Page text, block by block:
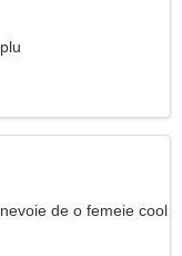
de o femeie cool